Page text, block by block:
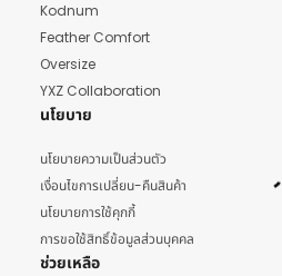
Kodnum
Feather Comfort
Oversize
YXZ Collaboration
นโยบาย
นโยบายความเป็นส่วนตัว
เงื่อนไขการเปลี่ยน-คืนสินค้า
นโยบายการใช้คุกกี้
การขอใช้สิทธิ์ข้อมูลส่วนบุคคล
ช่วยเหลือ